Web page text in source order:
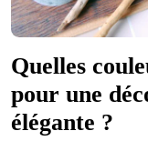
Quelles
pour une
élégante ?